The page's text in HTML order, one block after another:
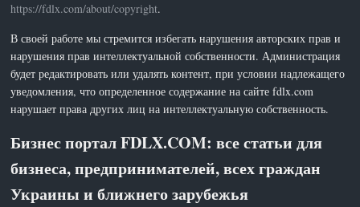
https://fdlx.com/about/copyright.
В своей работе мы стремится избегать нарушения авторских прав и
нарушения прав интеллектуальной собственности. Администрация
будет редактировать или удалять контент, при условии надлежащего
уведомления, что определенное содержание на сайте fdlx.com
нарушает права других лиц на интеллектуальную собственность.
Бизнес портал FDLX.COM: все статьи для
бизнеса, предпринимателей, всех граждан
Украины и ближнего зарубежья